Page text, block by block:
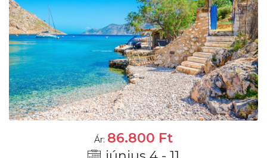
Ár: 86.800 Ft